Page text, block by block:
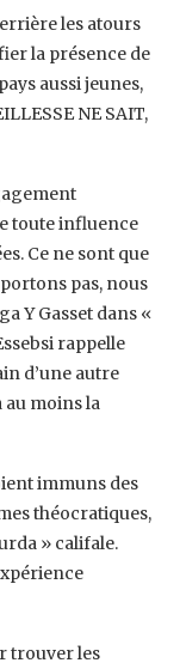
les atours
la présence de
aussi jeunes,
NE SAIT,
‎toute influence
Ce ne sont que
pas, nous
Y ‎Gasset dans «
rappelle
d’une autre
au moins la
immuns des
théocratiques,
» califale.
trouver les